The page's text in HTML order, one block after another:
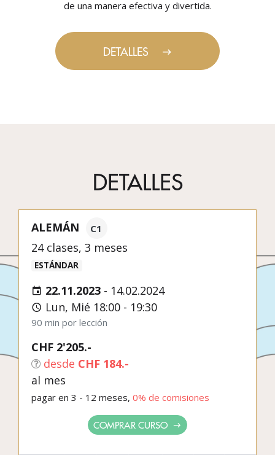
de una manera efectiva y divertida.
DETALLES
DETALLES
ALEMÁN C1
24 clases, 3 meses
ESTÁNDAR
22.11.2023 - 14.02.2024
Lun, Mié 18:00 - 19:30
90 min por lección
CHF 2'205.-
desde CHF 184.-
al mes
pagar en 3 - 12 meses, 0% de comisiones
COMPRAR CURSO